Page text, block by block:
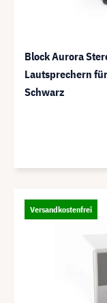
Block Aurora
Lautsprechern
Schwarz
Versandkostenfrei